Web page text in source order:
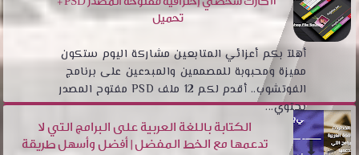
تحميل
أهلآ بكم أعزائي المتابعين مشاركة اليوم ستكون
مميزة ومحبوبة للمصممين والمبدعين على برنامج
الفوتشوب.. أقدم لكم 12 ملف PSD مفتوح المصدر
يحتوي...
الكتابة باللغة العربية على البرامج التي لا
تدعمها مع الخط المفضل | أفضل وأسهل طريقة